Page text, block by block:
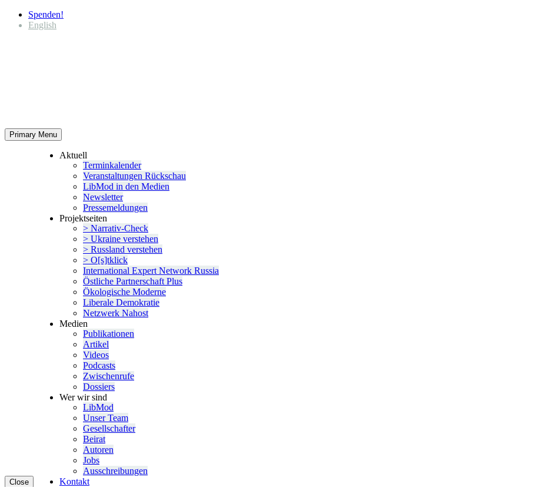
Spenden!
English
Primary Menu
Close
Aktuell
Termin­ka­lender
Veran­stal­tungen Rückschau
LibMod in den Medien
Newsletter
Presse­mel­dungen
Projekt­seiten
> Narrativ-Check
> Ukraine verstehen
> Russland verstehen
> O[s]tklick
Inter­na­tional Expert Network Russia
Östliche Partner­schaft Plus
Ökolo­gische Moderne
Liberale Demokratie
Netzwerk Nahost
Medien
Publi­ka­tionen
Artikel
Videos
Podcasts
Zwischenrufe
Dossiers
Wer wir sind
LibMod
Unser Team
Gesell­schafter
Beirat
Autoren
Jobs
Ausschrei­bungen
Kontakt